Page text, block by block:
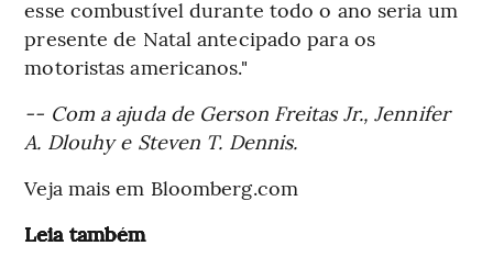
esse combustível durante todo o ano seria um
presente de Natal antecipado para os
motoristas americanos."
-- Com a ajuda de Gerson Freitas Jr., Jennifer
A. Dlouhy e Steven T. Dennis.
Veja mais em Bloomberg.com
Leia também